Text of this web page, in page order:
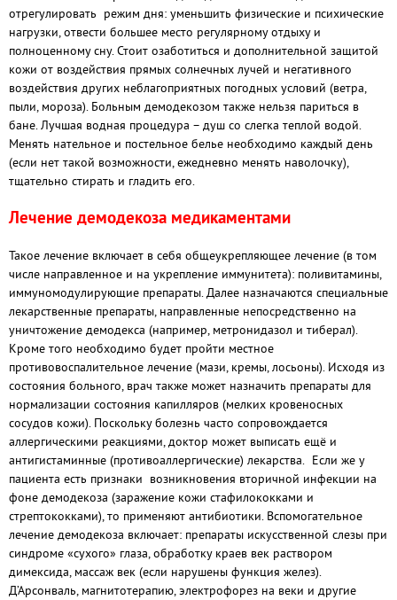
отрегулировать режим дня: уменьшить физические и психические
нагрузки, отвести большее место регулярному отдыху и
полноценному сну. Стоит озаботиться и дополнительной защитой
кожи от воздействия прямых солнечных лучей и негативного
воздействия других неблагоприятных погодных условий (ветра,
пыли, мороза). Больным демодекозом также нельзя париться в
бане. Лучшая водная процедура – душ со слегка теплой водой.
Менять нательное и постельное белье необходимо каждый день
(если нет такой возможности, ежедневно менять наволочку),
тщательно стирать и гладить его.
Лечение демодекоза медикаментами
Такое лечение включает в себя общеукрепляющее лечение (в том
числе направленное и на укрепление иммунитета): поливитамины,
иммуномодулирующие препараты. Далее назначаются специальные
лекарственные препараты, направленные непосредственно на
уничтожение демодекса (например, метронидазол и тиберал).
Кроме того необходимо будет пройти местное
противовоспалительное лечение (мази, кремы, лосьоны). Исходя из
состояния больного, врач также может назначить препараты для
нормализации состояния капилляров (мелких кровеносных
сосудов кожи). Поскольку болезнь часто сопровождается
аллергическими реакциями, доктор может выписать ещё и
антигистаминные (противоаллергические) лекарства. Если же у
пациента есть признаки возникновения вторичной инфекции на
фоне демодекоза (заражение кожи стафилококками и
стрептококками), то применяют антибиотики. Вспомогательное
лечение демодекоза включает: препараты искусственной слезы при
синдроме «сухого» глаза, обработку краев век раствором
димексида, массаж век (если нарушены функция желез).
Д’Арсонваль, магнитотерапию, электрофорез на веки и другие